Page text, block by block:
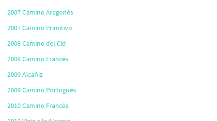
2007 Camino Aragonés
2007 Camino Primitivo
2008 Camino del Cid
2008 Camino Francés
2009 Alcañiz
2009 Camino Portugués
2010 Camino Francés